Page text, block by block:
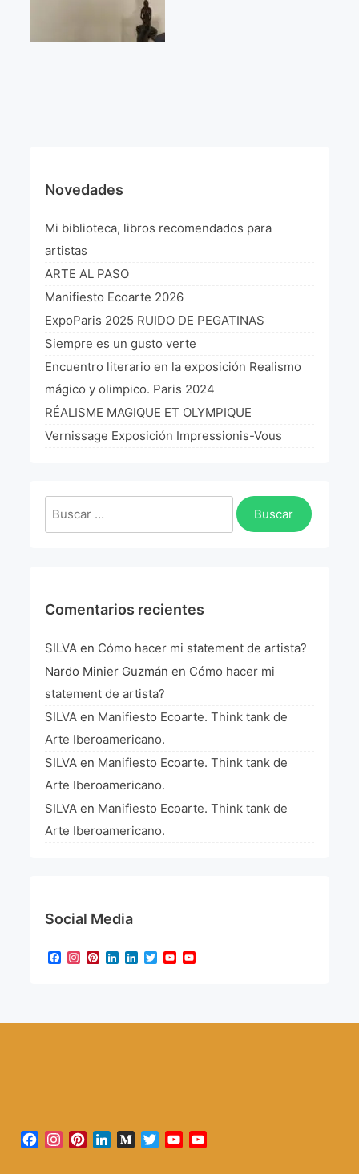
Bruit de gommettes Paris 2025
L’art Colombien à Paris 2019
L’art Latino-américain à Paris 2019
Reflecting Source. NY 2019
«Sincronías con sentido» Bogotá Colombia 2019
«Huellas trashumantes» New York 2018
Commissaire D’exposition
Manifiesto Ecoarte
Novedades
Mi biblioteca, libros recomendados para
artistas
ARTE AL PASO
Manifiesto Ecoarte 2026
ExpoParis 2025 RUIDO DE PEGATINAS
Siempre es un gusto verte
Encuentro literario en la exposición Realismo
mágico y olimpico. Paris 2024
RÉALISME MAGIQUE ET OLYMPIQUE
Vernissage Exposición Impressionis-Vous
Buscar:
Comentarios recientes
SILVA en Cómo hacer mi statement de artista?
Nardo Minier Guzmán en Cómo hacer mi
statement de artista?
SILVA en Manifiesto Ecoarte. Think tank de
Arte Iberoamericano.
SILVA en Manifiesto Ecoarte. Think tank de
Arte Iberoamericano.
SILVA en Manifiesto Ecoarte. Think tank de
Arte Iberoamericano.
Social Media
Facebook
Instagram
Pinterest
LinkedIn
LinkedIn
TwitterYouTube
Facebook
Instagram
PinterestLinkedInMediumTwitterYouTube